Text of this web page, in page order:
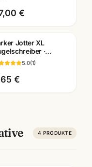
Optik
€
GravurJotter XL
·
gold/rosegold/schwarz
5.0(1)
€
4 PRODUKTE